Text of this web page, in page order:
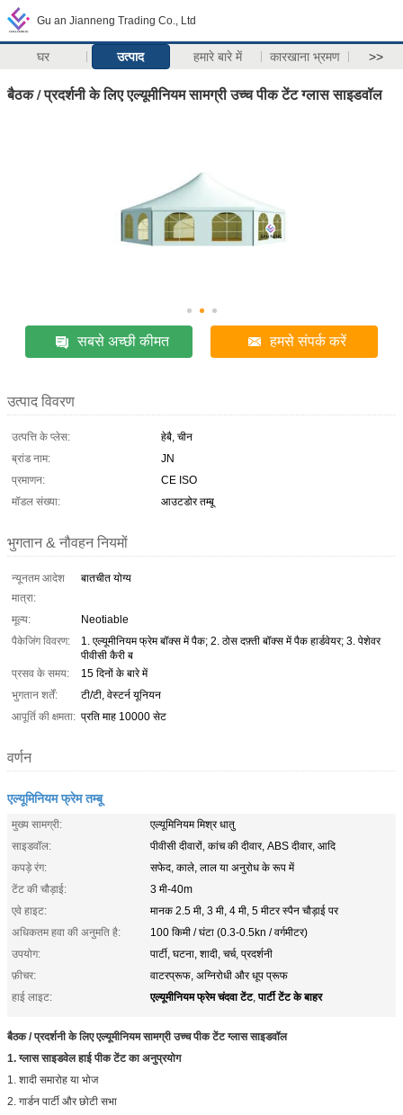
Gu an Jianneng Trading Co., Ltd
घर उत्पाद हमारे बारे में कारखाना भ्रमण >>
बैठक / प्रदर्शनी के लिए एल्यूमीनियम सामग्री उच्च पीक टेंट ग्लास साइडवॉल
सबसे अच्छी कीमत हमसे संपर्क करें
उत्पाद विवरण
उत्पत्ति के प्लेस:
हेबै, चीन
ब्रांड नाम:
JN
प्रमाणन:
CE ISO
मॉडल संख्या:
आउटडोर तम्बू
भुगतान & नौवहन नियमों
न्यूनतम आदेश
मात्रा:
बातचीत योग्य
मूल्य:
Neotiable
पैकेजिंग विवरण:
1. एल्यूमीनियम फ्रेम बॉक्स में पैक; 2. ठोस दफ़्ती बॉक्स में पैक हार्डवेयर; 3. पेशेवर
पीवीसी कैरी ब
प्रसव के समय:
15 दिनों के बारे में
भुगतान शर्तें:
टी/टी, वेस्टर्न यूनियन
आपूर्ति की क्षमता: प्रति माह 10000 सेट
वर्णन
एल्यूमिनियम फ्रेम तम्बू
मुख्य सामग्री:
एल्यूमिनियम मिश्र धातु
साइडवॉल:
पीवीसी दीवारों, कांच की दीवार, ABS दीवार, आदि
कपड़े रंग:
सफेद, काले, लाल या अनुरोध के रूप में
टेंट की चौड़ाई:
3 मी-40m
एवे हाइट:
मानक 2.5 मी, 3 मी, 4 मी, 5 मीटर स्पैन चौड़ाई पर
अधिकतम हवा की अनुमति है:
100 किमी / घंटा (0.3-0.5kn / वर्गमीटर)
उपयोग:
पार्टी, घटना, शादी, चर्च, प्रदर्शनी
फ़ीचर:
वाटरप्रूफ, अग्निरोधी और धूप प्रूफ
हाई लाइट:
एल्यूमीनियम फ्रेम चंदवा टेंट,पार्टी टेंट के बाहर
बैठक / प्रदर्शनी के लिए एल्यूमीनियम सामग्री उच्च पीक टेंट ग्लास साइडवॉल
1. ग्लास साइडवेल हाई पीक टेंट का अनुप्रयोग
1. शादी समारोह या भोज
2. गार्डन पार्टी और छोटी सभा